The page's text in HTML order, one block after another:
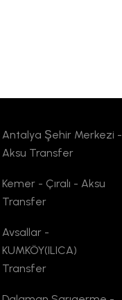
Antalya Şehir Merkezi -
Aksu Transfer
Kemer - Çıralı - Aksu
Transfer
Avsallar -
KUMKÖY(ILICA)
Transfer